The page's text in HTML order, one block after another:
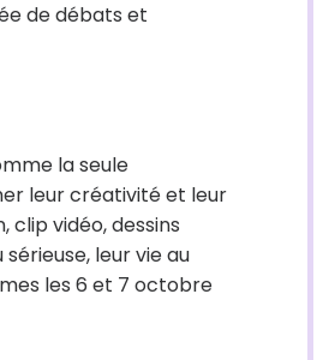
de débats et
la seule
leur créativité et leur
vidéo, dessins
leur vie au
les 6 et 7 octobre